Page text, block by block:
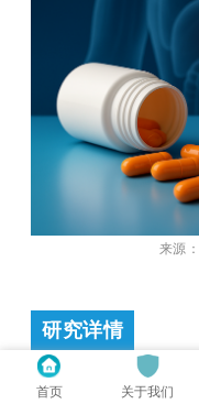
来源：
研究详情
首页 关于我们